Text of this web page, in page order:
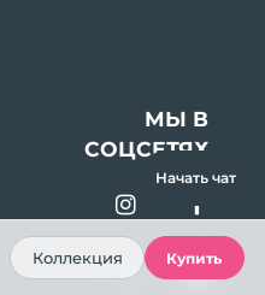
МЫ В
СОЦСЕТЯХ
Начать чат
Коллекция Купить